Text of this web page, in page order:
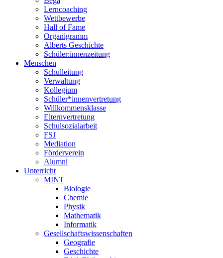
Lerncoaching
Wettbewerbe
Hall of Fame
Organigramm
Alberts Geschichte
Schüler:innenzeitung
Menschen
Schulleitung
Verwaltung
Kollegium
Schüler*innenvertretung
Willkommensklasse
Elternvertretung
Schulsozialarbeit
FSJ
Mediation
Förderverein
Alumni
Unterricht
MINT
Biologie
Chemie
Physik
Mathematik
Informatik
Gesellschaftswissenschaften
Geografie
Geschichte